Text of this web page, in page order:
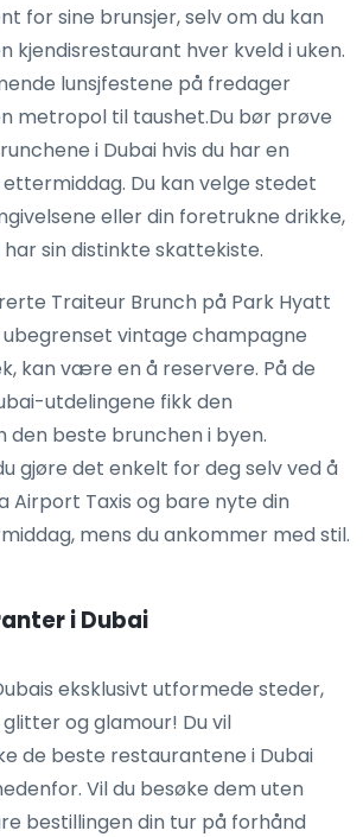
for sine brunsjer, selv om du kan
kjendisrestaurant hver kveld i uken.
lunsjfestene på fredager
metropol til taushet.Du bør prøve
i Dubai hvis du har en
Du kan velge stedet
eller din foretrukne drikke,
sin distinkte skattekiste.
Traiteur Brunch på Park Hyatt
ubegrenset vintage champagne
kan være en å reservere. På de
utdelingene fikk den
den beste brunchen i byen.
gjøre det enkelt for deg selv ved å
Airport Taxis og bare nyte din
mens du ankommer med stil.
i Dubai
eksklusivt utformede steder,
og glamour! Du vil
de beste restaurantene i Dubai
Vil du besøke dem uten
bestillingen din tur på forhånd